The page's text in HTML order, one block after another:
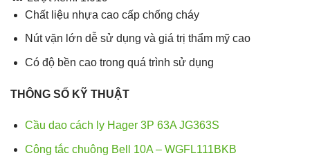
Chất liệu nhựa cao cấp chống cháy
Nút vặn lớn dễ sử dụng và giá trị thẩm mỹ cao
Có độ bền cao trong quá trình sử dụng
THÔNG SỐ KỸ THUẬT
Cầu dao cách ly Hager 3P 63A JG363S
Công tắc chuông Bell 10A – WGFL111BKB